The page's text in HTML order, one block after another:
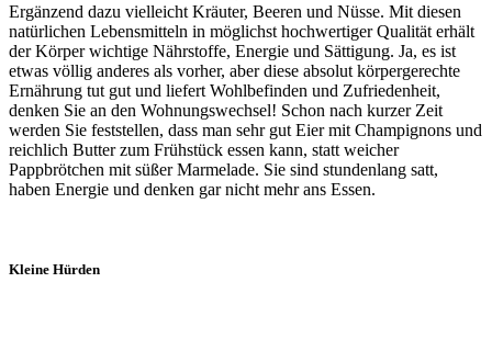
Ergänzend dazu vielleicht Kräuter, Beeren und Nüsse. Mit diesen
natürlichen Lebensmitteln in möglichst hochwertiger Qualität erhält
der Körper wichtige Nährstoffe, Energie und Sättigung. Ja, es ist
etwas völlig anderes als vorher, aber diese absolut körpergerechte
Ernährung tut gut und liefert Wohlbefinden und Zufriedenheit,
denken Sie an den Wohnungswechsel! Schon nach kurzer Zeit
werden Sie feststellen, dass man sehr gut Eier mit Champignons und
reichlich Butter zum Frühstück essen kann, statt weicher
Pappbrötchen mit süßer Marmelade. Sie sind stundenlang satt,
haben Energie und denken gar nicht mehr ans Essen.
Kleine Hürden